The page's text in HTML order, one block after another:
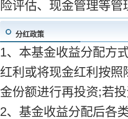
险评估、现金管理等
分红政策
1、本基金收益分配方
红利或将现金红利按
金份额进行再投资;若
2、基金收益分配后各